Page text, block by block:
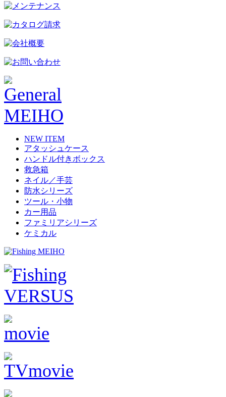
NEW ITEM
アタッシュケース
ハンドル付きボックス
救急箱
ネイル／手芸
防水シリーズ
ツール・小物
カー用品
ファミリアシリーズ
ケミカル